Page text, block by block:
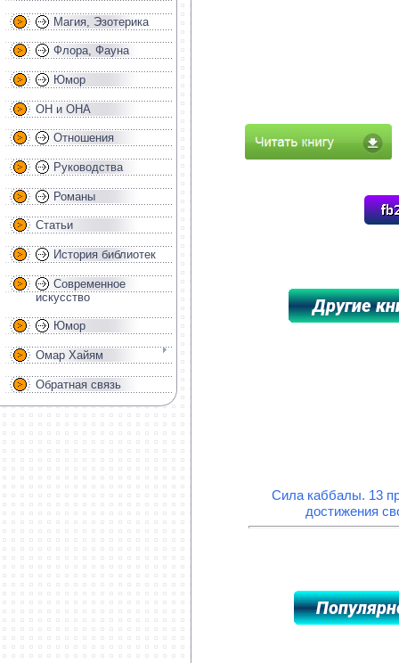
Магия, Эзотерика
Флора, Фауна
Юмор
ОН и ОНА
Отношения
Руководства
Романы
Статьи
История библиотек
Современное
искусство
Юмор
Омар Хайям
Обратная связь
Сила каббалы. 13
достижения